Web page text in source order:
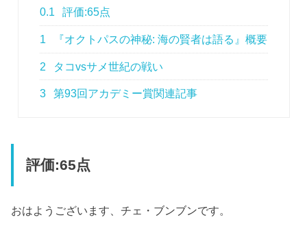
0.1 評価:65点
1 『オクトパスの神秘: 海の賢者は語る』概要
2 タコvsサメ世紀の戦い
3 第93回アカデミー賞関連記事
評価:65点
おはようございます、チェ・ブンブンです。